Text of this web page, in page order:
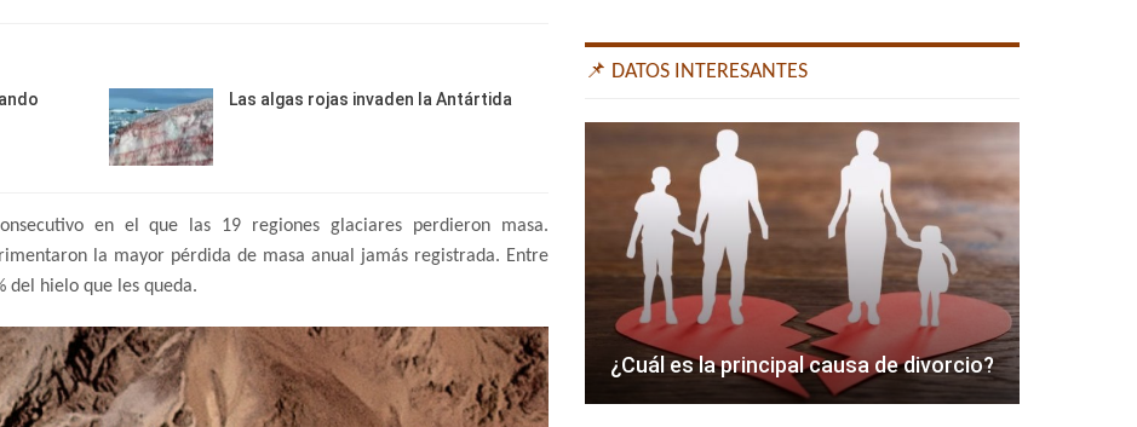
Las algas rojas invaden la Antártida
en el que las 19 regiones glaciares perdieron masa.
la mayor pérdida de masa anual jamás registrada. Entre
del hielo que les queda.
📌 DATOS INTERESANTES
¿Cuál es la principal causa de divorcio?